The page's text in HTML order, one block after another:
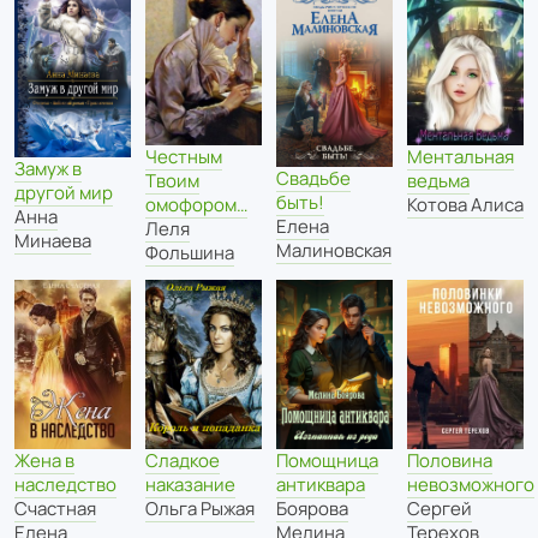
Замуж в
другой мир
Анна
Минаева
Честным
Твоим
омофором…
Леля
Фольшина
Свадьбе
быть!
Елена
Малиновская
Ментальная
ведьма
Котова Алиса
Жена в
наследство
Счастная
Елена
Сладкое
наказание
Ольга Рыжая
Помощница
антиквара
Боярова
Мелина
Половина
невозможного
Сергей
Терехов